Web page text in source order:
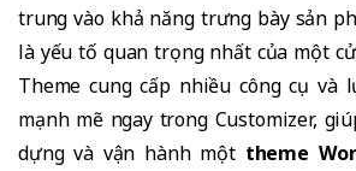
trung vào khả năng trưng bày sản
là yếu tố quan trọng nhất của một
Theme cung cấp nhiều công cụ và
mạnh mẽ ngay trong Customizer,
dựng và vận hành một theme